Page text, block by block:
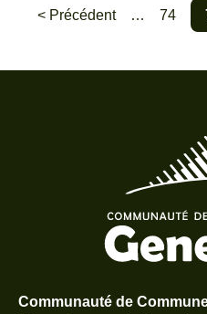
< Précédent … 74
Communauté de